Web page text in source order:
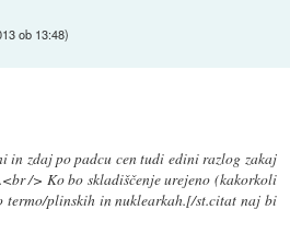
ob 13:48)
in zdaj po padcu cen tudi edini razlog zakaj
/> Ko bo skladiščenje urejeno (kakorkoli
termo/plinskih in nuklearkah.[/st.citat naj bi